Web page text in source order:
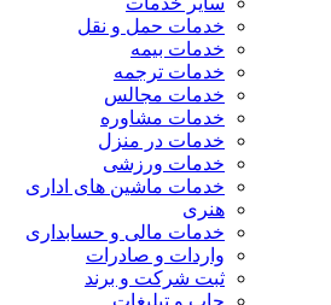
خدمات حمل و نقل
خدمات بیمه
خدمات ترجمه
خدمات مجالس
خدمات مشاوره
خدمات در منزل
خدمات ورزشی
خدمات ماشین های اداری
هنری
خدمات مالی و حسابداری
واردات و صادرات
ثبت شرکت و برند